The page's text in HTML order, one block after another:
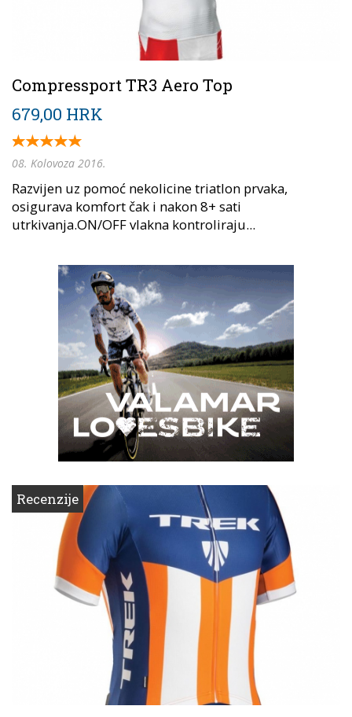
Compressport TR3 Aero Top
679,00 HRK
08. Kolovoza 2016.
Razvijen uz pomoć nekolicine triatlon prvaka,
osigurava komfort čak i nakon 8+ sati
utrkivanja.ON/OFF vlakna kontroliraju...
Recenzije